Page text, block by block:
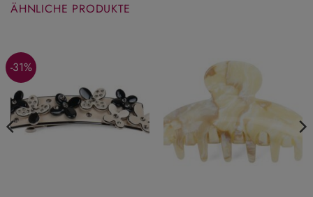
ÄHNLICHE PRODUKTE
-31%